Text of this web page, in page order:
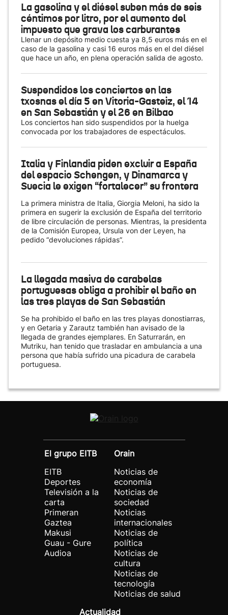
La gasolina y el diésel suben más de seis
céntimos por litro, por el aumento del
impuesto que grava los carburantes
Llenar un depósito medio cuesta ya 8,5 euros más en el
caso de la gasolina y casi 16 euros más en el del diésel
que hace un año, en plena operación salida de agosto.
Suspendidos los conciertos en las
txosnas el día 5 en Vitoria-Gasteiz, el 14
en San Sebastián y el 26 en Bilbao
Los conciertos han sido suspendidos por la huelga
convocada por los trabajadores de espectáculos.
Italia y Finlandia piden excluir a España
del espacio Schengen, y Dinamarca y
Suecia le exigen “fortalecer” su frontera
La primera ministra de Italia, Giorgia Meloni, ha sido la
primera en sugerir la exclusión de España del territorio
de libre circulación de personas. Mientras, la presidenta
de la Comisión Europea, Ursula von der Leyen, ha
pedido “devoluciones rápidas”.
La llegada masiva de carabelas
portuguesas obliga a prohibir el baño en
las tres playas de San Sebastián
Se ha prohibido el baño en las tres playas donostiarras,
y en Getaria y Zarautz también han avisado de la
llegada de grandes ejemplares. En Saturrarán, en
Mutriku, han tenido que trasladar en ambulancia a una
persona que había sufrido una picadura de carabela
portuguesa.
El grupo EITB
EITB
Deportes
Televisión a la
carta
Primeran
Gaztea
Makusi
Guau - Gure
Audioa
Orain
Noticias de
economía
Noticias de
sociedad
Noticias
internacionales
Noticias de
política
Noticias de
cultura
Noticias de
tecnología
Noticias de salud
Actualidad